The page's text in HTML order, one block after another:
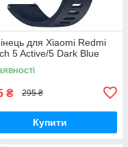
для Xiaomi Redmi
5 Active/5 Dark Blue
₴ 295 ₴
Купити